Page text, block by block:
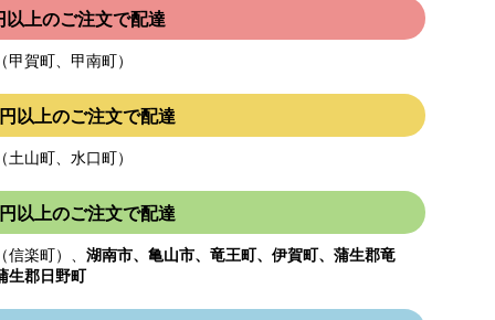
以上のご注文で配達
（甲賀町、甲南町）
以上のご注文で配達
（土山町、水口町）
以上のご注文で配達
（信楽町）、 湖南市、亀山市、竜王町、伊賀町、蒲生郡竜
生郡日野町